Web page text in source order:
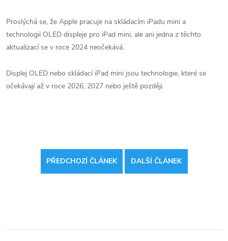
Proslýchá se, že Apple pracuje na skládacím iPadu mini a
technologii OLED displeje pro iPad mini, ale ani jedna z těchto
aktualizací se v roce 2024 neočekává.
Displej OLED nebo skládací iPad mini jsou technologie, které se
očekávají až v roce 2026, 2027 nebo ještě později.
PŘEDCHOZÍ ČLÁNEK DALŠÍ ČLÁNEK